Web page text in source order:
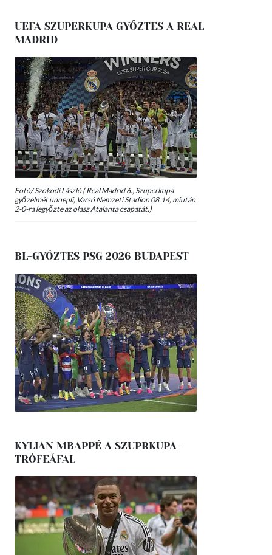
UEFA SZUPERKUPA GYŐZTES A REAL
MADRID
Fotó/ Szokodi László ( Real Madrid 6., Szuperkupa
győzelmét ünnepli, Varsó Nemzeti Stadion 08.14, miután
2-0-ra legyőzte az olasz Atalanta csapatát.)
BL-GYŐZTES PSG 2026 BUDAPEST
KYLIAN MBAPPÉ A SZUPRKUPA-
TRÓFEÁFAL